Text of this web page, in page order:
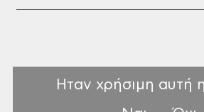
Ηταν χρήσιμη αυτή